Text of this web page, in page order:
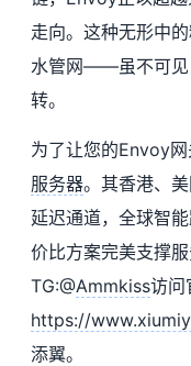
走向。这种无形中
水管网——虽不可见
转。
为了让您的Envoy
服务器。其香港、
延迟通道，全球智
价比方案完美支撑
TG:@Ammkiss访问
https://
添翼。